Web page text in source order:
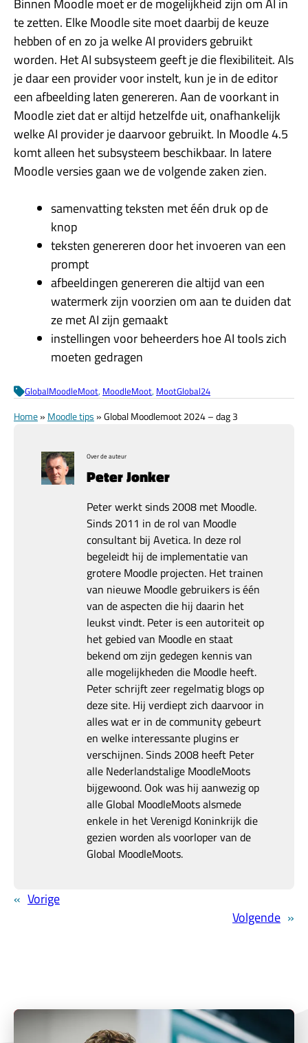
Binnen Moodle moet er de mogelijkheid zijn om AI in
te zetten. Elke Moodle site moet daarbij de keuze
hebben of en zo ja welke AI providers gebruikt
worden. Het AI subsysteem geeft je die flexibiliteit. Als
je daar een provider voor instelt, kun je in de editor
een afbeelding laten genereren. Aan de voorkant in
Moodle ziet dat er altijd hetzelfde uit, onafhankelijk
welke AI provider je daarvoor gebruikt. In Moodle 4.5
komt alleen het subsysteem beschikbaar. In latere
Moodle versies gaan we de volgende zaken zien.
samenvatting teksten met één druk op de
knop
teksten genereren door het invoeren van een
prompt
afbeeldingen genereren die altijd van een
watermerk zijn voorzien om aan te duiden dat
ze met AI zijn gemaakt
instellingen voor beheerders hoe AI tools zich
moeten gedragen
GlobalMoodleMoot, MoodleMoot, MootGlobal24
Home» Moodle tips »Global Moodlemoot 2024 – dag 3
Over de auteur
Peter Jonker
Peter werkt sinds 2008 met Moodle.
Sinds 2011 in de rol van Moodle
consultant bij Avetica. In deze rol
begeleidt hij de implementatie van
grotere Moodle projecten. Het trainen
van nieuwe Moodle gebruikers is één
van de aspecten die hij daarin het
leukst vindt. Peter is een autoriteit op
het gebied van Moodle en staat
bekend om zijn gedegen kennis van
alle mogelijkheden die Moodle heeft.
Peter schrijft zeer regelmatig blogs op
deze site. Hij verdiept zich daarvoor in
alles wat er in de community gebeurt
en welke interessante plugins er
verschijnen. Sinds 2008 heeft Peter
alle Nederlandstalige MoodleMoots
bijgewoond. Ook was hij aanwezig op
alle Global MoodleMoots alsmede
enkele in het Verenigd Koninkrijk die
gezien worden als voorloper van de
Global MoodleMoots.
« Vorige
Volgende »